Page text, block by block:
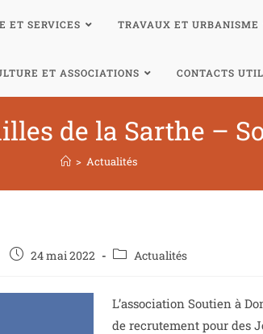
ET SERVICES TRAVAUX ET URBANISME
ET ASSOCIATIONS CONTACTS
de la Sarthe –
> Actualités
24 mai 2022 Actualités
L’association Soutien à
de recrutement pour des